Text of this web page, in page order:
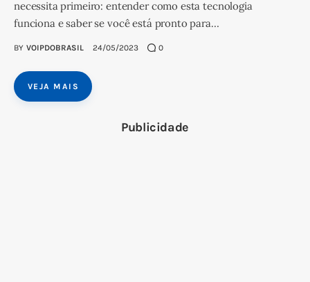
necessita primeiro: entender como esta tecnologia
funciona e saber se você está pronto para…
BY VOIPDOBRASIL 24/05/2023 0
VEJA MAIS
Publicidade